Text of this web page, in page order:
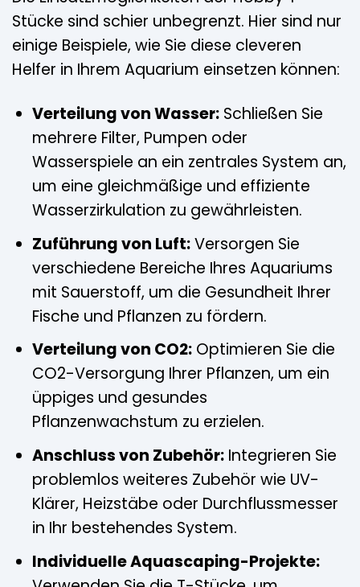
Stücke sind schier unbegrenzt. Hier sind nur
einige Beispiele, wie Sie diese cleveren
Helfer in Ihrem Aquarium einsetzen können:
Verteilung von Wasser:Schließen Sie
mehrere Filter, Pumpen oder
Wasserspiele an ein zentrales System an,
um eine gleichmäßige und effiziente
Wasserzirkulation zu gewährleisten.
Zuführung von Luft:Versorgen Sie
verschiedene Bereiche Ihres Aquariums
mit Sauerstoff, um die Gesundheit Ihrer
Fische und Pflanzen zu fördern.
Verteilung von CO2:Optimieren Sie die
CO2-Versorgung Ihrer Pflanzen, um ein
üppiges und gesundes
Pflanzenwachstum zu erzielen.
Anschluss von Zubehör:Integrieren Sie
problemlos weiteres Zubehör wie UV-
Klärer, Heizstäbe oder Durchflussmesser
in Ihr bestehendes System.
Individuelle Aquascaping-Projekte: